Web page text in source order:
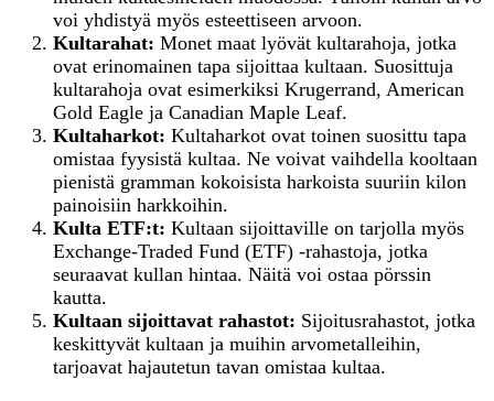
voi yhdistyä myös esteettiseen arvoon.
Kultarahat: Monet maat lyövät kultarahoja, jotka
ovat erinomainen tapa sijoittaa kultaan. Suosittuja
kultarahoja ovat esimerkiksi Krugerrand, American
Gold Eagle ja Canadian Maple Leaf.
Kultaharkot: Kultaharkot ovat toinen suosittu tapa
omistaa fyysistä kultaa. Ne voivat vaihdella kooltaan
pienistä gramman kokoisista harkoista suuriin kilon
painoisiin harkkoihin.
Kulta ETF:t: Kultaan sijoittaville on tarjolla myös
Exchange-Traded Fund (ETF) -rahastoja, jotka
seuraavat kullan hintaa. Näitä voi ostaa pörssin
kautta.
Kultaan sijoittavat rahastot: Sijoitusrahastot, jotka
keskittyvät kultaan ja muihin arvometalleihin,
tarjoavat hajautetun tavan omistaa kultaa.